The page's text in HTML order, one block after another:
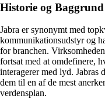
Historie og Baggrund
Jabra er synonymt med
kommunikationsudstyr og
for branchen.
fortsat med at omdefinere,
interagerer med lyd.
dem til en af de mest
verdensplan.